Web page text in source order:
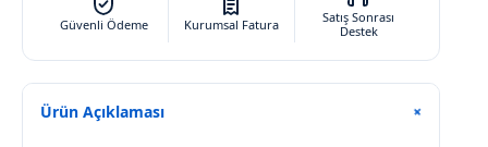
Güvenli Ödeme Kurumsal Fatura
Satış Sonrası
Destek
Ürün Açıklaması +